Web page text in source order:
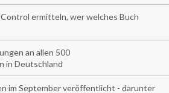
ermitteln, wer welches Buch
an allen 500
in Deutschland
im September veröffentlicht - darunter